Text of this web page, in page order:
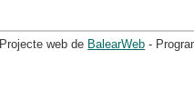
Projecte web de BalearWeb -